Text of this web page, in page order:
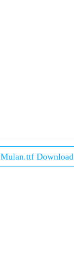
Mulan.ttf Download